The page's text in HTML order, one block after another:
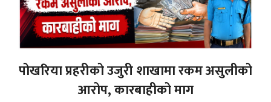
पोखरिया प्रहरीको उजुरी शाखामा रकम असुलीको
आरोप, कारबाहीको माग